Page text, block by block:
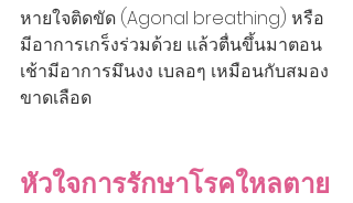
หายใจติดขัด (Agonal breathing) หรือ
มีอาการเกร็งร่วมด้วย แล้วตื่นขึ้นมาตอน
เช้ามีอาการมึนงง เบลอๆ เหมือนกับสมอง
ขาดเลือด
หัวใจการรักษาโรคใหลตาย